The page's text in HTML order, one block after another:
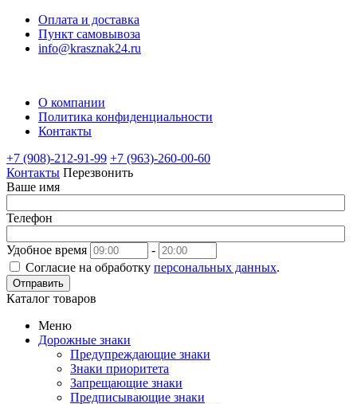
Оплата и доставка
Пункт самовывоза
info@krasznak24.ru
О компании
Политика конфиденциальности
Контакты
+7 (908)-212-91-99 +7 (963)-260-00-60
Контакты Перезвонить
Ваше имя
Телефон
Удобное время
-
Согласие на обработку персональных данных.
Отправить
Каталог товаров
Меню
Дорожные знаки
Предупреждающие знаки
Знаки приоритета
Запрещающие знаки
Предписывающие знаки